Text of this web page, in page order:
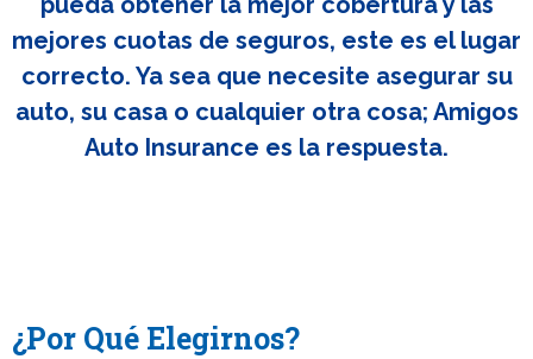
mejores cuotas de seguros, este es el lugar
correcto. Ya sea que necesite asegurar su
auto, su casa o cualquier otra cosa; Amigos
Auto Insurance es la respuesta.
¿Por Qué Elegirnos?